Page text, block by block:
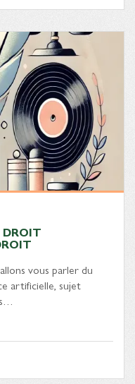
vous parler du
artificielle, sujet